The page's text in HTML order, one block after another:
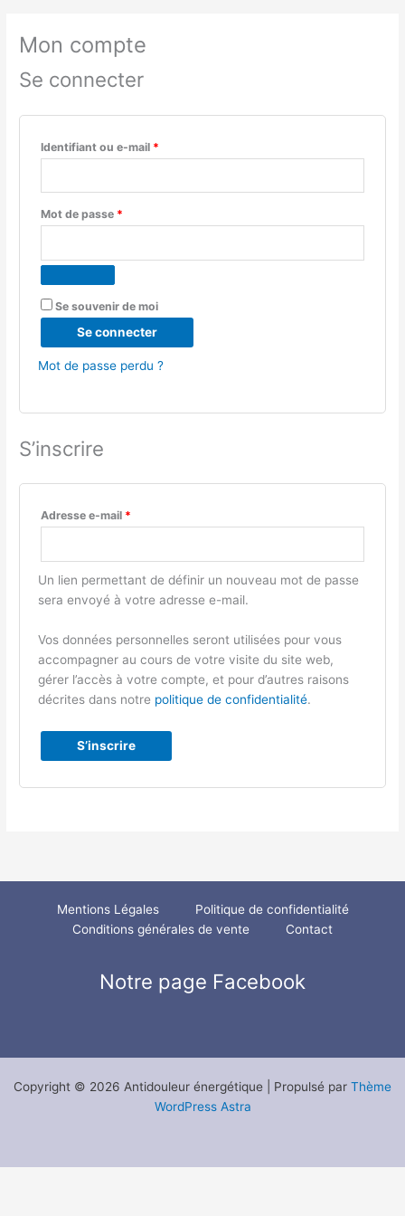
Mon compte
Se connecter
Identifiant ou e-mail *
Mot de passe *
Se souvenir de moi
Se connecter
Mot de passe perdu ?
S’inscrire
Adresse e-mail *
Un lien permettant de définir un nouveau mot de passe
sera envoyé à votre adresse e-mail.
Vos données personnelles seront utilisées pour vous
accompagner au cours de votre visite du site web,
gérer l’accès à votre compte, et pour d’autres raisons
décrites dans notre politique de confidentialité.
S’inscrire
Mentions Légales
Politique de confidentialité
Conditions générales de vente
Contact
Notre page Facebook
Copyright © 2026 Antidouleur énergétique | Propulsé par Thème
WordPress Astra